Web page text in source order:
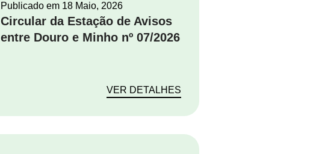
Publicado em 18 Maio, 2026
Circular da Estação de Avisos
entre Douro e Minho nº 07/2026
VER DETALHES